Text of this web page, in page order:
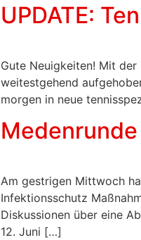
UPDATE:
Gute Neuigkeiten! Mit
weitestgehend
morgen in neue
Am gestrigen Mittwoch
Infektionsschutz
Diskussionen über eine
12. Juni […]